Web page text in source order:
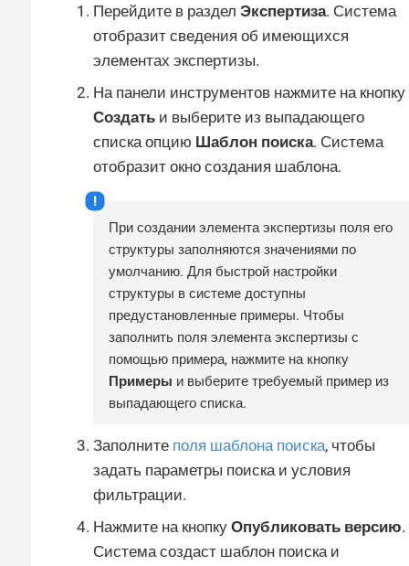
Перейдите в раздел Экспертиза. Система
отобразит сведения об имеющихся
элементах экспертизы.
На панели инструментов нажмите на кнопку
Создать и выберите из выпадающего
списка опцию Шаблон поиска. Система
отобразит окно создания шаблона.
При создании элемента экспертизы поля его
структуры заполняются значениями по
умолчанию. Для быстрой настройки
структуры в системе доступны
предустановленные примеры. Чтобы
заполнить поля элемента экспертизы с
помощью примера, нажмите на кнопку
Примеры и выберите требуемый пример из
выпадающего списка.
Заполните поля шаблона поиска, чтобы
задать параметры поиска и условия
фильтрации.
Нажмите на кнопку Опубликовать версию.
Система создаст шаблон поиска и